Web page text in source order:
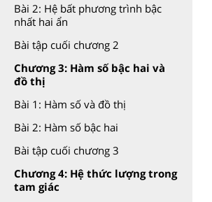
Bài 2: Hệ bất phương trình bậc
nhất hai ẩn
Bài tập cuối chương 2
Chương 3: Hàm số bậc hai và
đồ thị
Bài 1: Hàm số và đồ thị
Bài 2: Hàm số bậc hai
Bài tập cuối chương 3
Chương 4: Hệ thức lượng trong
tam giác